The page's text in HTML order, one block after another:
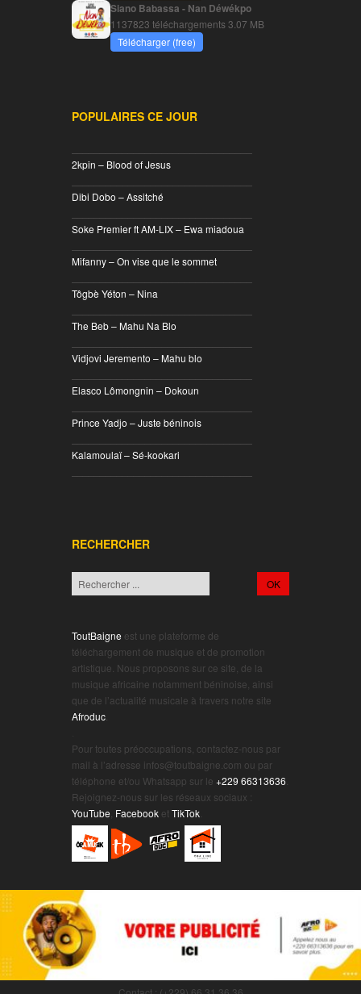
Siano Babassa - Nan Déwékpo
1137823 téléchargements3.07 MB
Télécharger (free)
POPULAIRES CE JOUR
2kpin – Blood of Jesus
Dibi Dobo – Assitché
Soke Premier ft AM-LIX – Ewa miadoua
Mifanny – On vise que le sommet
Tôgbè Yéton – Nina
The Beb – Mahu Na Blo
Vidjovi Jeremento – Mahu blo
Elasco Lômongnin – Dokoun
Prince Yadjo – Juste béninois
Kalamoulaï – Sé-kookari
RECHERCHER
ToutBaigne est une plateforme de
téléchargement de musique et de promotion
artistique. Nous proposons sur ce site, de la
musique africaine notamment béninoise, ainsi
que de l’actualité musicale à travers notre site
Afroduc
Pour toutes préoccupations, contactez-nous par
mail à l’adresse infos@toutbaigne.com ou par
téléphone et/ou Whatsapp sur le +229 66313636
Rejoignez-nous sur les réseaux sociaux :
YouTube Facebook etTikTok